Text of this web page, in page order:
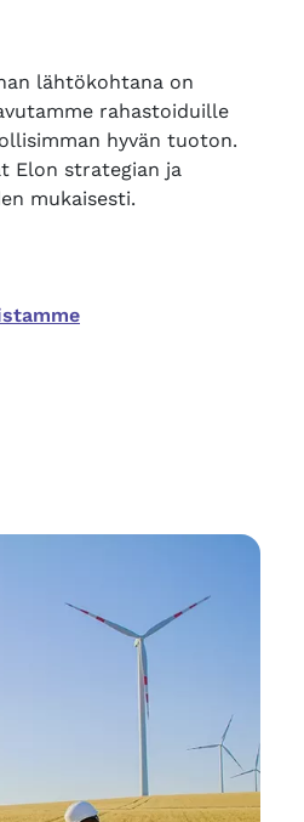
lähtökohtana on
rahastoiduille
hyvän tuoton.
Elon strategian ja
mukaisesti.